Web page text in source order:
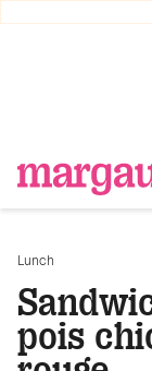
Lunch
pois